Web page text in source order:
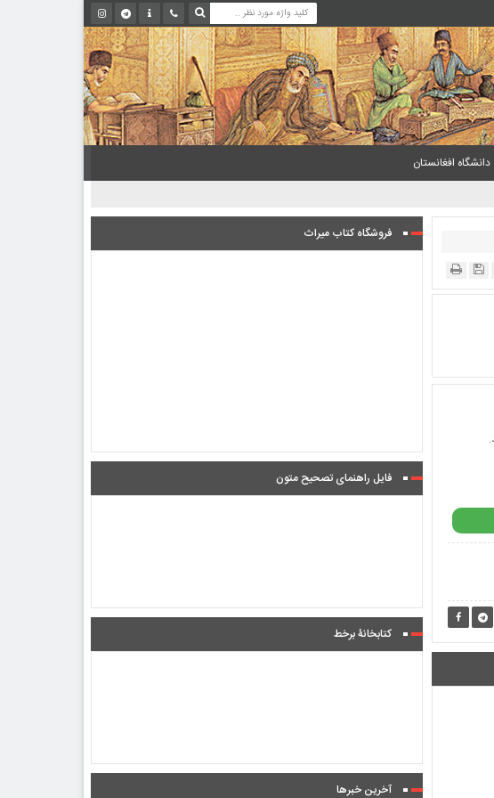
دانشگاه افغانستان
فروشگاه کتاب میراث
فایل راهنمای تصحیح متون
کتابخانۀ برخط
آخرین خبرها